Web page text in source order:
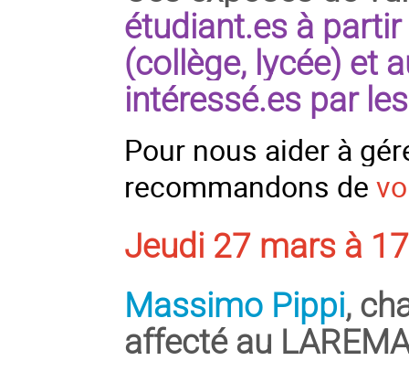
étudiant.es à
(collège, lycée) et
intéressé.es par
Pour nous aider à
recommandons de
Jeudi 27 mars à
Massimo Pippi,
affecté au